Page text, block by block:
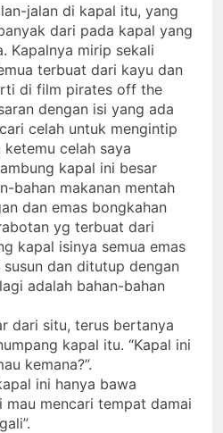
jalan di kapal itu, yang
dari pada kapal yang
Kapalnya mirip sekali
terbuat dari kayu dan
di film pirates off the
dengan isi yang ada
celah untuk mengintip
celah saya
kapal ini besar
bahan makanan mentah
dan emas bongkahan
yg terbuat dari
kapal isinya semua emas
dan ditutup dengan
adalah bahan-bahan
dari situ, terus bertanya
kapal itu. “Kapal ini
kemana?”.
ini hanya bawa
mau mencari tempat damai